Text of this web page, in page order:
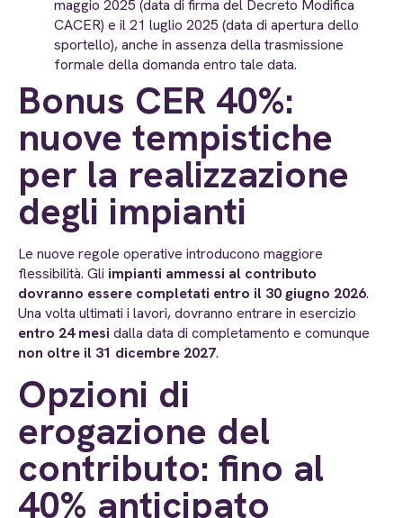
maggio 2025 (data di firma del Decreto Modifica
CACER) e il 21 luglio 2025 (data di apertura dello
sportello), anche in assenza della trasmissione
formale della domanda entro tale data.
Bonus CER 40%:
nuove tempistiche
per la realizzazione
degli impianti
Le nuove regole operative introducono maggiore
flessibilità. Gli impianti ammessi al contributo
dovranno essere completati entro il 30 giugno 2026.
Una volta ultimati i lavori, dovranno entrare in esercizio
entro 24 mesi dalla data di completamento e comunque
non oltre il 31 dicembre 2027.
Opzioni di
erogazione del
contributo: fino al
40% anticipato